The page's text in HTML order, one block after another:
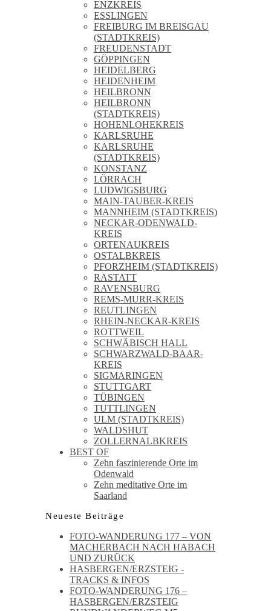
ENZKREIS
ESSLINGEN
FREIBURG IM BREISGAU
(STADTKREIS)
FREUDENSTADT
GÖPPINGEN
HEIDELBERG
HEIDENHEIM
HEILBRONN
HEILBRONN
(STADTKREIS)
HOHENLOHEKREIS
KARLSRUHE
KARLSRUHE
(STADTKREIS)
KONSTANZ
LÖRRACH
LUDWIGSBURG
MAIN-TAUBER-KREIS
MANNHEIM (STADTKREIS)
NECKAR-ODENWALD-
KREIS
ORTENAUKREIS
OSTALBKREIS
PFORZHEIM (STADTKREIS)
RASTATT
RAVENSBURG
REMS-MURR-KREIS
REUTLINGEN
RHEIN-NECKAR-KREIS
ROTTWEIL
SCHWÄBISCH HALL
SCHWARZWALD-BAAR-
KREIS
SIGMARINGEN
STUTTGART
TÜBINGEN
TUTTLINGEN
ULM (STADTKREIS)
WALDSHUT
ZOLLERNALBKREIS
BEST OF
Zehn faszinierende Orte im
Odenwald
Zehn meditative Orte im
Saarland
Neueste Beiträge
FOTO-WANDERUNG 177 – VON
MACHERBACH NACH HABACH
UND ZURÜCK
HASBERGEN/ERZSTEIG -
TRACKS & INFOS
FOTO-WANDERUNG 176 –
HASBERGEN/ERZSTEIG